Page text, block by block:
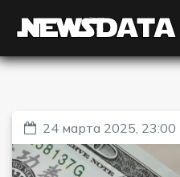
24 марта 2025, 23:00